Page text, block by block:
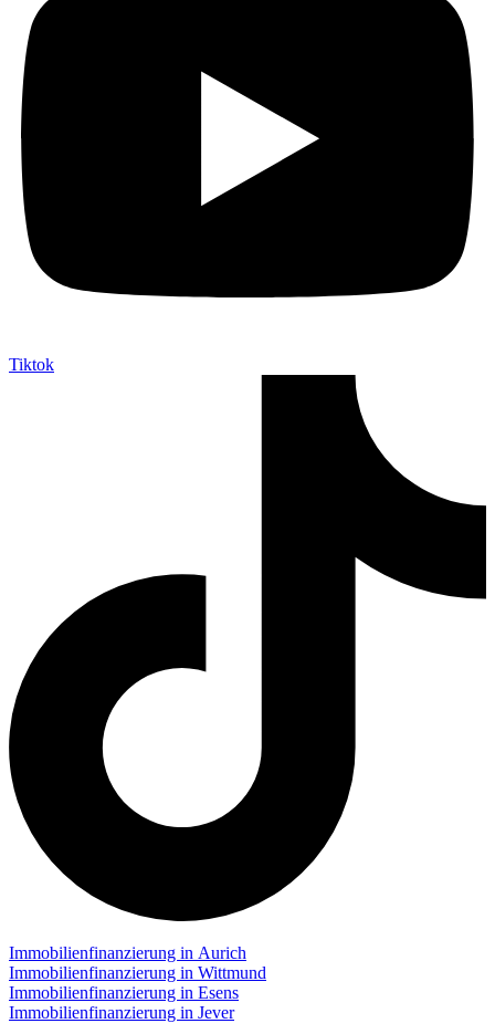
Tiktok
Immobilienfinanzierung in Aurich
Immobilienfinanzierung in Wittmund
Immobilienfinanzierung in Esens
Immobilienfinanzierung in Jever